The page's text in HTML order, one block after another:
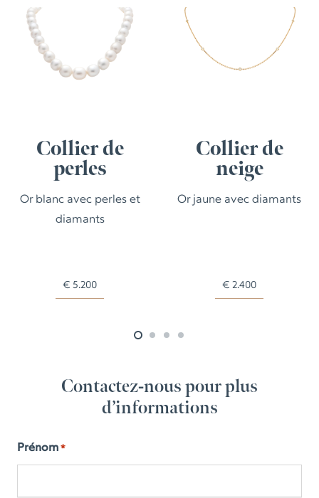
Collier de
perles
Or blanc avec perles et
diamants
€ 5.200
Collier de
neige
Or jaune avec diamants
€ 2.400
Contactez-nous pour plus
d’informations
Prénom *